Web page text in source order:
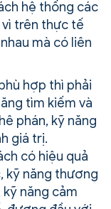
hệ thống các
vì trên thực tế
mà có liên
hợp thì phải
tìm kiếm và
phán, kỹ năng
giá trị.
có hiệu quả
kỹ năng thương
kỹ năng cảm